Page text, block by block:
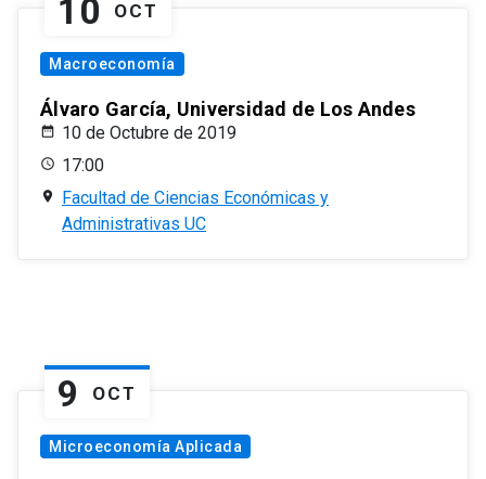
10 OCT
Macroeconomía
Álvaro García, Universidad de Los Andes
10 de Octubre de 2019
17:00
Facultad de Ciencias Económicas y
Administrativas UC
9 OCT
Microeconomía Aplicada